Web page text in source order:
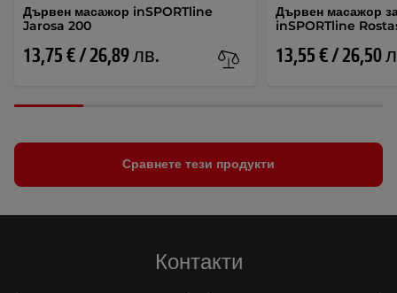
Дървен масажор inSPORTline
Jarosa 200
13,75 € / 26,89 лв.
Дървен масажор
inSPORTline
13,55 € / 26,50
Сравнете тези продукти
Контакти